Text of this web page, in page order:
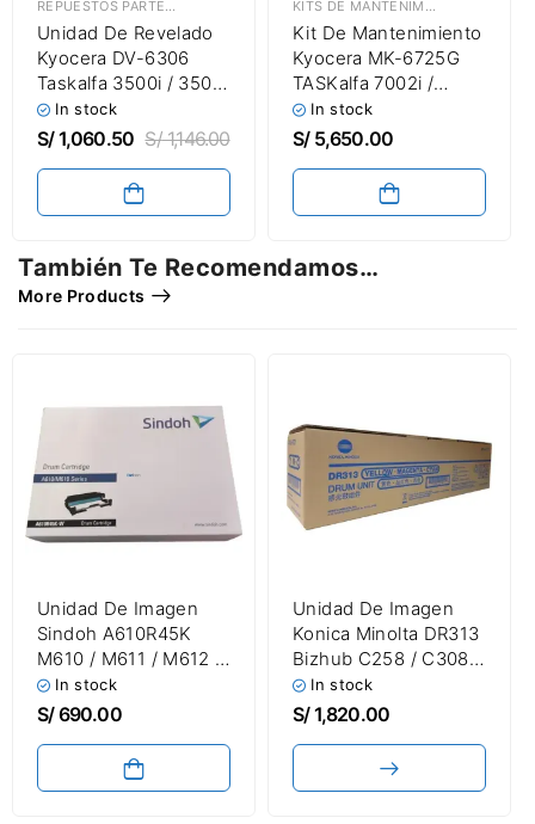
REPUESTOS PARTES & PIEZAS UNIDAD DE REVELADO | DEVELOPER UNIT
Unidad De Revelado
Kyocera DV-6306
Taskalfa 3500i / 3501i
/ 4500i / 4501i / 5500i
/ 5501i (220V)
In stock
S/1,060.50 S/1,146.00
KITS DE MANTENIMIENTO
Kit De Mantenimiento
Kyocera MK-6725G
TASKalfa 7002i /
7003i / 8002i / 8003i
Maintenance Kit
In stock
S/5,650.00
También Te Recomendamos…
More Products
Unidad De Imagen
Sindoh A610R45K
M610 / M611 / M612 /
M613 / M614 Drum
Unit
In stock
S/690.00
Unidad De Imagen
Konica Minolta DR313
Bizhub C258 / C308 /
C368 / C458 / C558 /
C658 Color Drum Unit
In stock
S/1,820.00